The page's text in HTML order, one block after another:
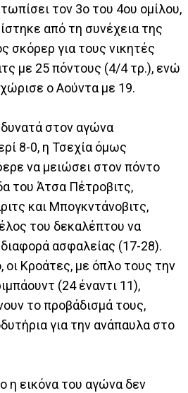
τον 3ο του 4ου ομίλου,
από τη συνέχεια της
σκόρερ για τους νικητές
με 25 πόντους (4/4 τρ.), ενώ
ο Αούντα με 19.
στον αγώνα
8-0, η Τσεχία όμως
να μειώσει στον πόντο
του Άτσα Πέτροβιτς,
και Μπογκντάνοβιτς,
του δεκαλέπτου να
διαφορά ασφαλείας (17-28).
οι Κροάτες, με όπλο τους την
(24 έναντι 11),
το προβάδισμά τους,
για την ανάπαυλα στο
η εικόνα του αγώνα δεν